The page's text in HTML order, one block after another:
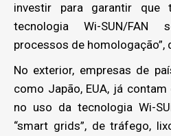
investir para garantir que
tecnologia Wi-SUN/FAN
processos de homologação”,
No exterior, empresas de
como Japão, EUA, já
no uso da tecnologia Wi-
“smart grids”, de tráfego,